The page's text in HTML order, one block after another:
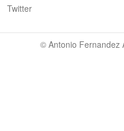
Twitter
© Antonio Fernandez